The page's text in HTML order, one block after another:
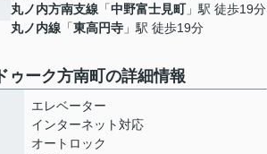
丸ノ内方南支線 「中野富士見町」駅 徒歩19分
丸ノ内線 「東高円寺 」駅 徒歩19分
ゥーク方南町の詳細情報
エレベーター
インターネット対応
オートロック